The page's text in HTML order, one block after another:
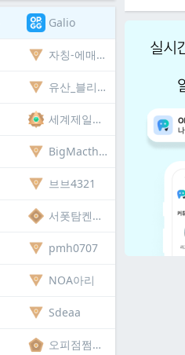
Galio
자칭-에매랄드모데장인
유산_블리츠크랭크63726785179
세계제일귀요미아무무
BigMacthreesoupset
브브4321
서폿탐켄치는신이야
pmh0707
NOA아리
Sdeaa
오피점쩜저쩜지찌찌지